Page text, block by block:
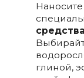
глиной,